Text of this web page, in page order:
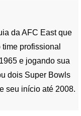
da AFC East que
profissional
e jogando sua
dois Super Bowls
seu início até 2008.